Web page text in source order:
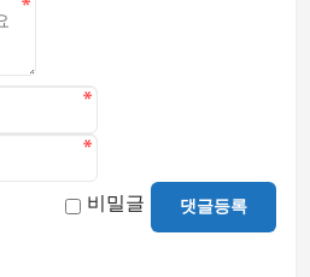
비밀글 댓글등록